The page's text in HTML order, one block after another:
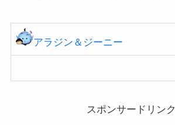
アラジン＆ジーニー
スポンサードリンク